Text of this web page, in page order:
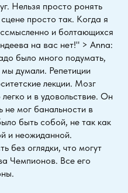
Нельзя просто ронять
просто так. Когда я
и болтающихся
на вас нет!" > Anna:
было много подумать,
думали. Репетиции
лекции. Мозг
и в удовольствие. Он
не мог банальности в
быть собой, не так как
и неожиданной.
без оглядки, что могут
Чемпионов. Все его